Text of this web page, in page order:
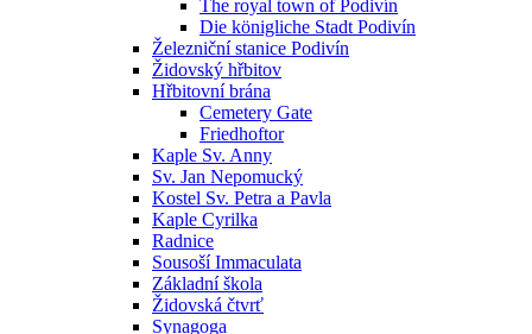
The royal town of Podivín
Die königliche Stadt Podivín
Železniční stanice Podivín
Židovský hřbitov
Hřbitovní brána
Cemetery Gate
Friedhoftor
Kaple Sv. Anny
Sv. Jan Nepomucký
Kostel Sv. Petra a Pavla
Kaple Cyrilka
Radnice
Sousoší Immaculata
Základní škola
Židovská čtvrť
Synagoga